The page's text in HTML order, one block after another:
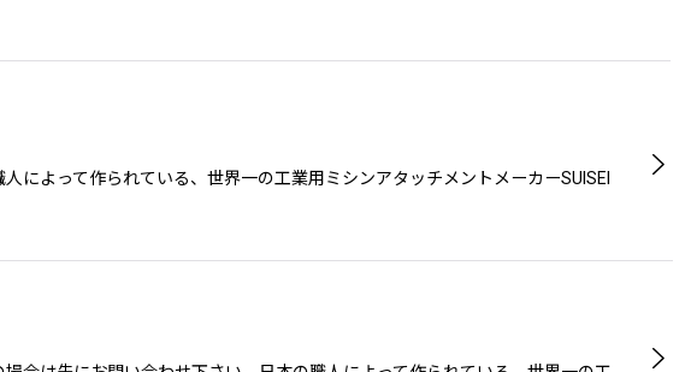
よって作られている、世界一の工業用ミシンアタッチメントメーカーSUISEI